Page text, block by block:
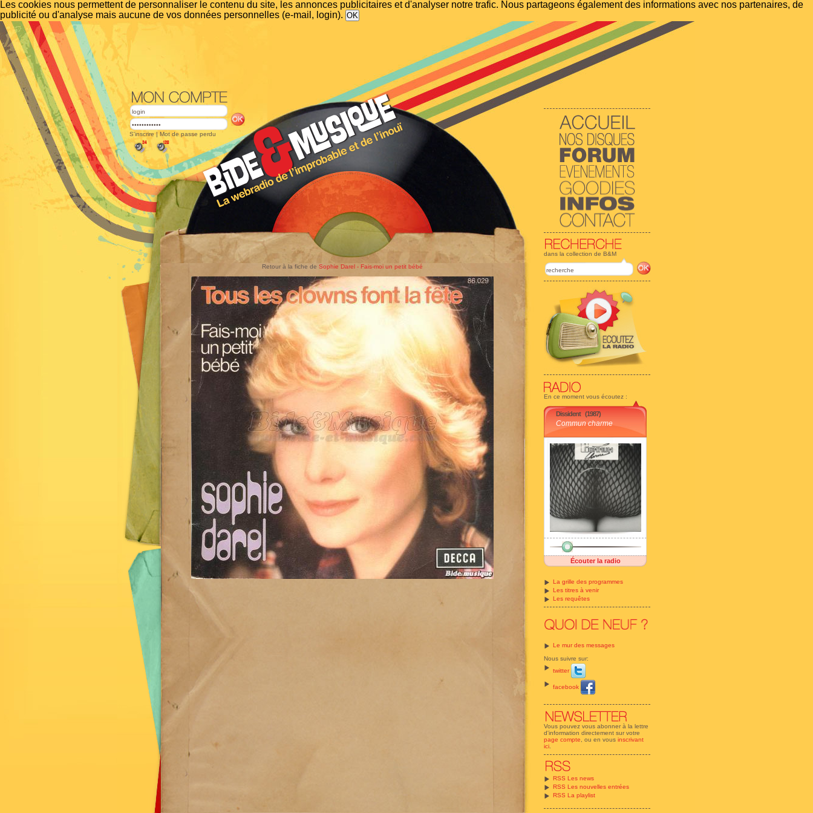
Les cookies nous permettent de personnaliser le contenu du site, les annonces publicitaires et d'analyser notre trafic. Nous partageons également des informations avec nos partenaires, de
publicité ou d'analyse mais aucune de vos données personnelles (e-mail, login).
dans la collection de B&M
En ce moment vous écoutez :
Dissident (1987)
Commun charme
Écouter la radio
La grille des programmes
Les titres à venir
Les requêtes
Le mur des messages
Nous suivre sur:
twitter
facebook
Vous pouvez vous abonner à la lettre
d'information directement sur votre
page compte , ou en vous inscrivant
ici
RSS Les news
RSS Les nouvelles entrées
RSS La playlist
S'inscrire | Mot de passe perdu
Retour à la fiche de Sophie Darel - Fais-moi un petit bébé